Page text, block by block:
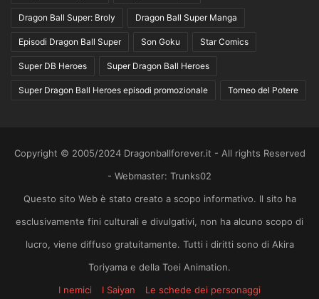
Dragon Ball Super: Broly Dragon Ball Super Manga
Episodi Dragon Ball Super Son Goku Star Comics
Super DB Heroes Super Dragon Ball Heroes
Super Dragon Ball Heroes episodi promozionale Torneo del Potere
Copyright © 2005/2024 Dragonballforever.it - All rights Reserved
- Webmaster: Trunks02
Questo sito Web è stato creato a scopo informativo. Il sito ha
esclusivamente fini culturali e divulgativi, non ha alcuno scopo di
lucro, viene diffuso gratuitamente. Tutti i diritti sono di Akira
Toriyama e della Toei Animation.
I nemici
I Saiyan Le schede dei personaggi